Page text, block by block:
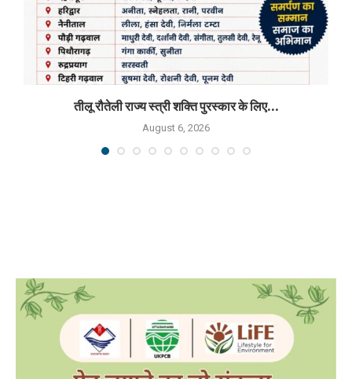
तीलू रौतेली राज्य स्त्री शक्ति पुरस्कार के लिए...
August 6, 2026